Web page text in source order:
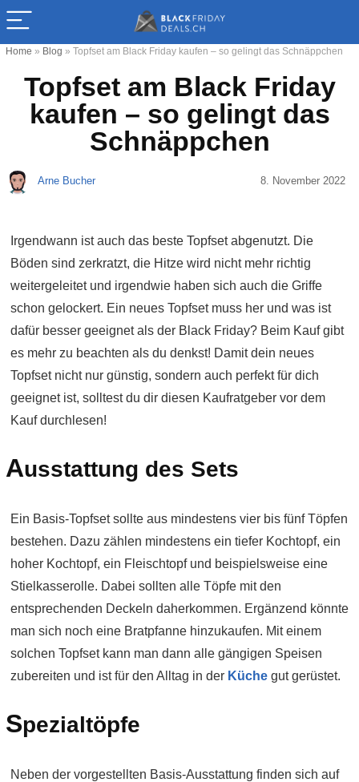
Home » Blog » Topfset am Black Friday kaufen – so gelingt das Schnäppchen
Topfset am Black Friday
kaufen – so gelingt das
Schnäppchen
Arne Bucher 8. November 2022
Irgendwann ist auch das beste Topfset abgenutzt. Die
Böden sind zerkratzt, die Hitze wird nicht mehr richtig
weitergeleitet und irgendwie haben sich auch die Griffe
schon gelockert. Ein neues Topfset muss her und was ist
dafür besser geeignet als der Black Friday? Beim Kauf gibt
es mehr zu beachten als du denkst! Damit dein neues
Topfset nicht nur günstig, sondern auch perfekt für dich
geeignet ist, solltest du dir diesen Kaufratgeber vor dem
Kauf durchlesen!
Ausstattung des Sets
Ein Basis-Topfset sollte aus mindestens vier bis fünf Töpfen
bestehen. Dazu zählen mindestens ein tiefer Kochtopf, ein
hoher Kochtopf, ein Fleischtopf und beispielsweise eine
Stielkasserolle. Dabei sollten alle Töpfe mit den
entsprechenden Deckeln daherkommen. Ergänzend könnte
man sich noch eine Bratpfanne hinzukaufen. Mit einem
solchen Topfset kann man dann alle gängigen Speisen
zubereiten und ist für den Alltag in der Küche gut gerüstet.
Spezialtöpfe
Neben der vorgestellten Basis-Ausstattung finden sich auf